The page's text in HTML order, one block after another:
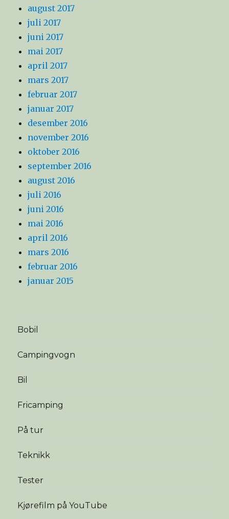
august 2017
juli 2017
juni 2017
mai 2017
april 2017
mars 2017
februar 2017
januar 2017
desember 2016
november 2016
oktober 2016
september 2016
august 2016
juli 2016
juni 2016
mai 2016
april 2016
mars 2016
februar 2016
januar 2015
Bobil
Campingvogn
Bil
Fricamping
På tur
Teknikk
Tester
Kjørefilm på YouTube